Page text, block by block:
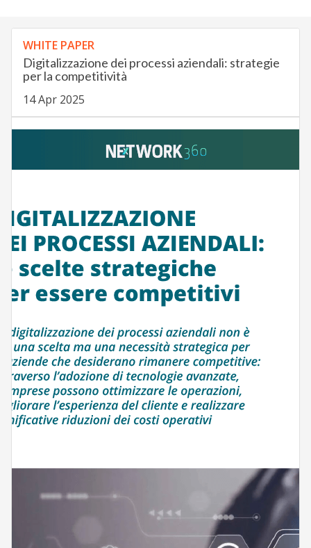
WHITE PAPER
Digitalizzazione dei processi aziendali: strategie
per la competitività
14 Apr 2025